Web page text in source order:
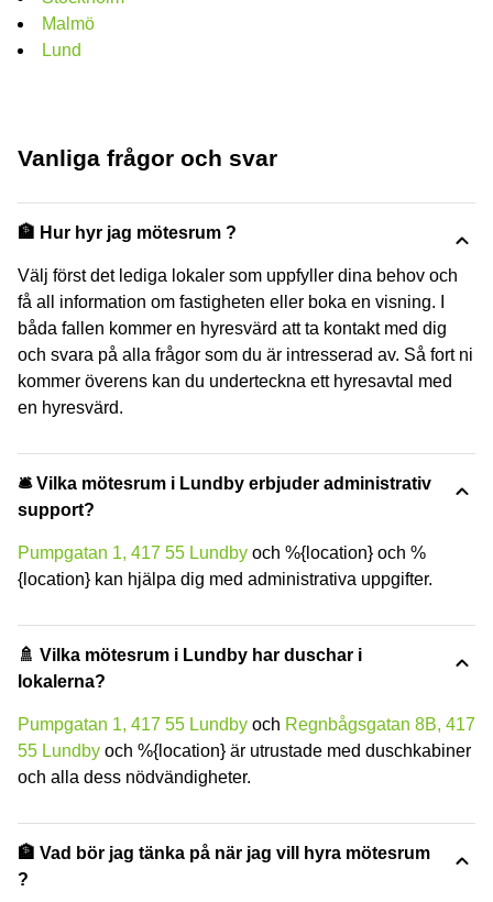
Malmö
Lund
Vanliga frågor och svar
🏦 Hur hyr jag mötesrum ?
Välj först det lediga lokaler som uppfyller dina behov och
få all information om fastigheten eller boka en visning. I
båda fallen kommer en hyresvärd att ta kontakt med dig
och svara på alla frågor som du är intresserad av. Så fort ni
kommer överens kan du underteckna ett hyresavtal med
en hyresvärd.
🛎 Vilka mötesrum i Lundby erbjuder administrativ
support?
Pumpgatan 1, 417 55 Lundby och %{location} och %
{location} kan hjälpa dig med administrativa uppgifter.
🚿 Vilka mötesrum i Lundby har duschar i
lokalerna?
Pumpgatan 1, 417 55 Lundby och Regnbågsgatan 8B, 417
55 Lundby och %{location} är utrustade med duschkabiner
och alla dess nödvändigheter.
🏦 Vad bör jag tänka på när jag vill hyra mötesrum
?